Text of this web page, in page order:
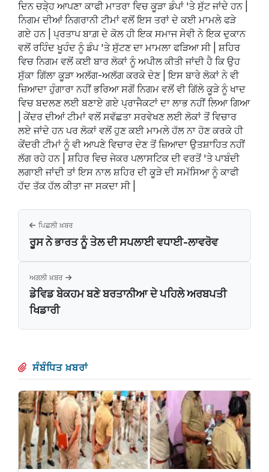
ਦਿਨ ਚੜੇ੍ਹ ਆਪਣਾ ਕਾਫੀ ਮਾਤਰਾ ਵਿਚ ਕੂੜਾ ਡੰਪਾਂ 'ਤੇ ਸੁੱਟ ਜਾਂਦੇ ਹਨ |
ਨਿਗਮ ਦੀਆਂ ਨਿਗਰਾਨੀ ਟੀਮਾਂ ਵਲੋਂ ਇਸ ਤਰਾਂ ਦੇ ਕਈ ਮਾਮਲੇ ਫੜੇ
ਗਏ ਹਨ | ਪ੍ਰਤਾਪ ਬਾਗ਼ ਦੇ ਕੋਲ ਹੀ ਇਕ ਸਮਾਜ ਸੇਵੀ ਨੇ ਇਕ ਦੁਕਾਨ
ਵਲੋਂ ਰਹਿੰਦ ਖੂਹੰਦ ਨੂੰ ਡੰਪ 'ਤੇ ਸੁੱਟਣ ਦਾ ਮਾਮਲਾ ਫੜਿਆ ਸੀ | ਸ਼ਹਿਰ
ਵਿਚ ਨਿਗਮ ਵਲੋਂ ਕਈ ਬਾਰ ਲੋਕਾਂ ਨੂੰ ਅਪੀਲ ਕੀਤੀ ਜਾਂਦੀ ਹੈ ਕਿ ਉਹ
ਸੁੱਕਾ ਗਿੱਲਾ ਕੂੜਾ ਅਲੱਗ-ਅਲੱਗ ਕਰਕੇ ਦੇਣ | ਇਸ ਬਾਰੇ ਲੋਕਾਂ ਨੇ ਵੀ
ਜ਼ਿਆਦਾ ਹੁੰਗਾਰਾ ਨਹੀਂ ਭਰਿਆ ਸਗੋਂ ਨਿਗਮ ਵਲੋਂ ਵੀ ਗਿੱਲੇ ਕੂੜੇ ਨੂੰ ਖਾਦ
ਵਿਚ ਬਦਲਣ ਲਈ ਬਣਾਏ ਗਏ ਪ੍ਰਾਜੈਕਟਾਂ ਦਾ ਲਾਭ ਨਹੀਂ ਲਿਆ ਗਿਆ
| ਕੇਂਦਰ ਦੀਆਂ ਟੀਮਾਂ ਵਲੋਂ ਸਵੱਛਤਾ ਸਰਵੇਖਣ ਲਈ ਲੋਕਾਂ ਤੋਂ ਵਿਚਾਰ
ਲਏ ਜਾਂਦੇ ਹਨ ਪਰ ਲੋਕਾਂ ਵਲੋਂ ਹੁਣ ਕਈ ਮਾਮਲੇ ਹੱਲ ਨਾ ਹੋਣ ਕਰਕੇ ਹੀ
ਕੇਂਦਰੀ ਟੀਮਾਂ ਨੂੰ ਵੀ ਆਪਣੇ ਵਿਚਾਰ ਦੇਣ ਤੋਂ ਜ਼ਿਆਦਾ ਉਤਸ਼ਾਹਿਤ ਨਹੀਂ
ਲੱਗ ਰਹੇ ਹਨ | ਸ਼ਹਿਰ ਵਿਚ ਜੇਕਰ ਪਲਾਸਟਿਕ ਦੀ ਵਰਤੋਂ 'ਤੇ ਪਾਬੰਦੀ
ਲਗਾਈ ਜਾਂਦੀ ਤਾਂ ਇਸ ਨਾਲ ਸ਼ਹਿਰ ਦੀ ਕੂੜੇ ਦੀ ਸਮੱਸਿਆ ਨੂੰ ਕਾਫੀ
ਹੱਦ ਤੱਕ ਹੱਲ ਕੀਤਾ ਜਾ ਸਕਦਾ ਸੀ |
ਪਿਛਲੀ ਖ਼ਬਰ
ਰੂਸ ਨੇ ਭਾਰਤ ਨੂੰ ਤੇਲ ਦੀ ਸਪਲਾਈ ਵਧਾਈ-ਲਾਵਰੋਵ
ਅਗਲੀ ਖ਼ਬਰ
ਡੇਵਿਡ ਬੇਕਹਮ ਬਣੇ ਬਰਤਾਨੀਆ ਦੇ ਪਹਿਲੇ ਅਰਬਪਤੀ
ਖਿਡਾਰੀ
ਸੰਬੰਧਿਤ ਖ਼ਬਰਾਂ